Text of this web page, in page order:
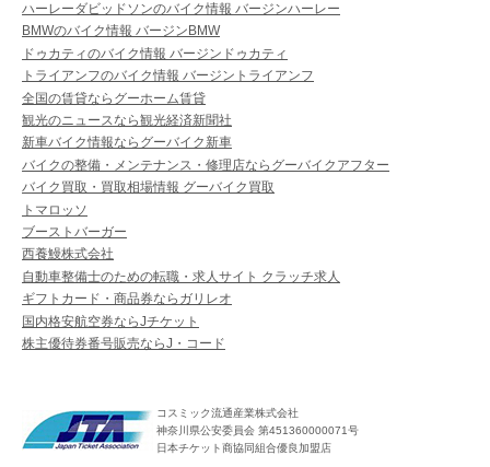
ハーレーダビッドソンのバイク情報 バージンハーレー
BMWのバイク情報 バージンBMW
ドゥカティのバイク情報 バージンドゥカティ
トライアンフのバイク情報 バージントライアンフ
全国の賃貸ならグーホーム賃貸
観光のニュースなら観光経済新聞社
新車バイク情報ならグーバイク新車
バイクの整備・メンテナンス・修理店ならグーバイクアフター
バイク買取・買取相場情報 グーバイク買取
トマロッソ
ブーストバーガー
西養鰻株式会社
自動車整備士のための転職・求人サイト クラッチ求人
ギフトカード・商品券ならガリレオ
国内格安航空券ならJチケット
株主優待券番号販売ならJ・コード
コスミック流通産業株式会社
神奈川県公安委員会 第451360000071号
日本チケット商協同組合優良加盟店